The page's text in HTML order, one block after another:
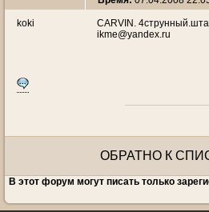
koki
CARVIN.
ikme@yandex.ru
ОБРАТНО К
В этот форум могут писать только